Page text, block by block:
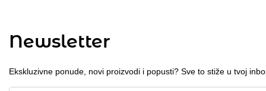
Newsletter
Ekskluzivne ponude, novi proizvodi i popusti? Sve to stiže u tvoj